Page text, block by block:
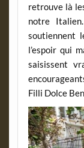
retrouve là
notre
soutiennent
l’espoir qui
saisissent
Filli Dolce